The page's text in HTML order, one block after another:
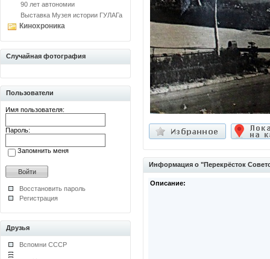
90 лет автономии
Выставка Музея истории ГУЛАГа
Кинохроника
Случайная фотография
Пользователи
Имя пользователя:
Пароль:
Запомнить меня
Восстановить пароль
Регистрация
Друзья
Вспомни СССР
Информация о "Перекрёсток
Описание: